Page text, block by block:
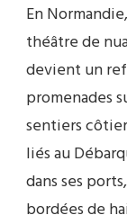
En
théâtre de
devient un
promenades
sentiers
liés au
dans ses
bordées de